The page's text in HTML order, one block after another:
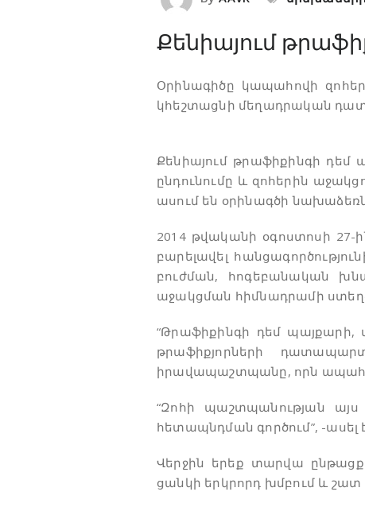
Քենիայում
Օրինագիծը կապահովի
կհեշտացնի մեղադրական
Քենիայում թրաֆիքինգի
ընդունումը և զոհերին
ասում են օրինագծի
2014 թվականի օգոստոսի
բարելավել
բուժման, հոգեբանական
աջակցման հիմնադրամի
“Թրաֆիքինգի դեմ
թրաֆիքյորների
իրավապաշտպանը, որն
“Զոհի պաշտպանության
հետապնդման գործում”, -ասել
Վերջին երեք տարվա
ցանկի երկրորդ խմբում և շատ